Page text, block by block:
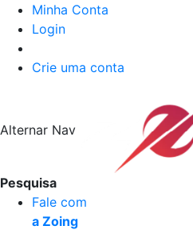
Minha Conta
Login
Crie uma conta
Alternar Nav
Pesquisa
Fale com
a Zoing